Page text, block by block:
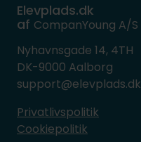
Elevplads.dk
af CompanYoung A/S
Nyhavnsgade 14, 4TH
DK-9000 Aalborg
support@elevplads.dk
Privatlivspolitik
Cookiepolitik